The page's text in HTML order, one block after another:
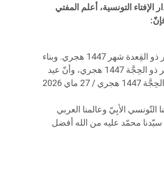
ماي على صفحة دار الإفتاء التونسية، أعلم المفتي
​يوم الأحد 17 ماي 2026 ميلادي هو تَمام الثّلاثين من شهر ذو القِعدة شهر 1447 هجري. وبناء
عليه فإنّ يوم الإثنين 18 ماي 2026 هجري هو مُفْتَتَح شهر ذو الحِجَّة 1447 هجري، وأنّ عيد
الأضحى المبارك يكون، بمشيئة الله، يوم الأربعاء 10 ذو الحِجَّة 1447 هجري / 27 ماي 2026
الأبِيّ وعالمنا العربي
سيّدنا محمّد عليه من الله أفضل